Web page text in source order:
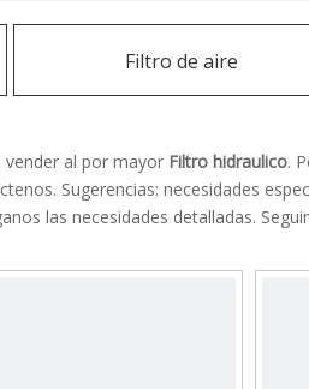
Filtro de aire
vender al por mayor Filtro hidraulico.
Sugerencias: necesidades
las necesidades detalladas.